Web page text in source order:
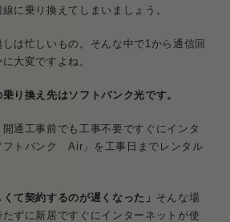
に乗り換えてしまいましょう。
は忙しいもの。そんな中で1から通信回
大変ですよね。
り換え先はソフトバンク光です。
通工事前でも工事不要ですぐにインタ
フトバンク Air」を工事日までレンタル
て契約するのが遅くなった」 そんな場
ずに新居ですぐにインターネットが使